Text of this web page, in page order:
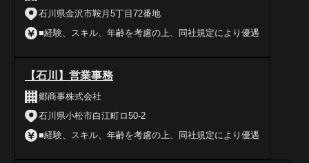
石川県金沢市鞍月5丁目72番地
■経験、スキル、年齢を考慮の上、同社規定により優遇
【石川】営業事務
郷商事株式会社
石川県小松市白江町ロ50-2
■経験、スキル、年齢を考慮の上、同社規定により優遇